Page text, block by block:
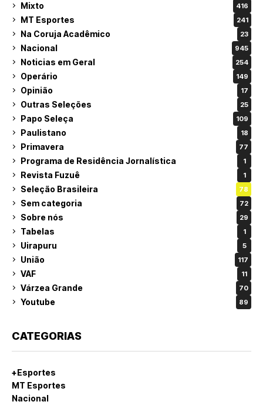
Mixto 416
MT Esportes 241
Na Coruja Acadêmico 23
Nacional 945
Noticias em Geral 254
Operário 149
Opinião 17
Outras Seleções 25
Papo Seleça 109
Paulistano 18
Primavera 77
Programa de Residência Jornalística 1
Revista Fuzuê 1
Seleção Brasileira 78
Sem categoria 72
Sobre nós 29
Tabelas 1
Uirapuru 5
União 117
VAF 11
Várzea Grande 70
Youtube 89
CATEGORIAS
+Esportes
MT Esportes
Nacional